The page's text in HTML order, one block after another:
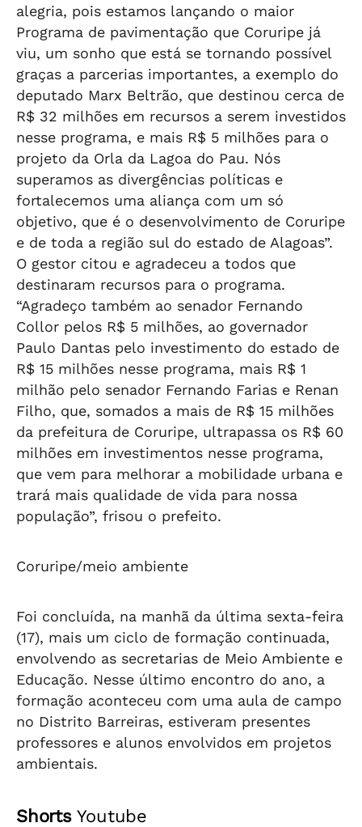
alegria, pois estamos lançando o maior
Programa de pavimentação que Coruripe já
viu, um sonho que está se tornando possível
graças a parcerias importantes, a exemplo do
deputado Marx Beltrão, que destinou cerca de
R$ 32 milhões em recursos a serem investidos
nesse programa, e mais R$ 5 milhões para o
projeto da Orla da Lagoa do Pau. Nós
superamos as divergências políticas e
fortalecemos uma aliança com um só
objetivo, que é o desenvolvimento de Coruripe
e de toda a região sul do estado de Alagoas”.
O gestor citou e agradeceu a todos que
destinaram recursos para o programa.
“Agradeço também ao senador Fernando
Collor pelos R$ 5 milhões, ao governador
Paulo Dantas pelo investimento do estado de
R$ 15 milhões nesse programa, mais R$ 1
milhão pelo senador Fernando Farias e Renan
Filho, que, somados a mais de R$ 15 milhões
da prefeitura de Coruripe, ultrapassa os R$ 60
milhões em investimentos nesse programa,
que vem para melhorar a mobilidade urbana e
trará mais qualidade de vida para nossa
população”, frisou o prefeito.
Coruripe/meio ambiente
Foi concluída, na manhã da última sexta-feira
(17), mais um ciclo de formação continuada,
envolvendo as secretarias de Meio Ambiente e
Educação. Nesse último encontro do ano, a
formação aconteceu com uma aula de campo
no Distrito Barreiras, estiveram presentes
professores e alunos envolvidos em projetos
ambientais.
ShortsYoutube